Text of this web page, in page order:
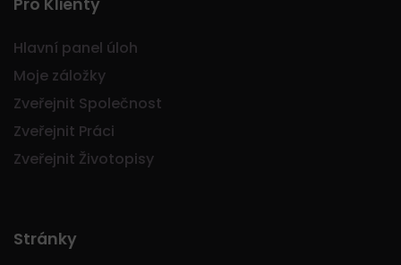
Pro Klienty
Hlavní panel úloh
Moje záložky
Zveřejnit Společnost
Zveřejnit Práci
Zveřejnit Životopisy
Stránky